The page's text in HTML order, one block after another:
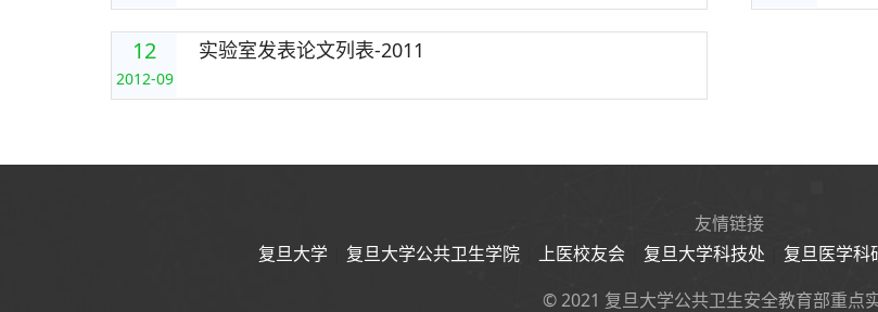
12
2012-09
实验室发表论文列表-2011
友情链接
复旦大学| 复旦大学公共卫生学院| 上医校友会| 复旦大学科技处 复旦医学科
© 2021 复旦大学公共卫生安全教育部重点